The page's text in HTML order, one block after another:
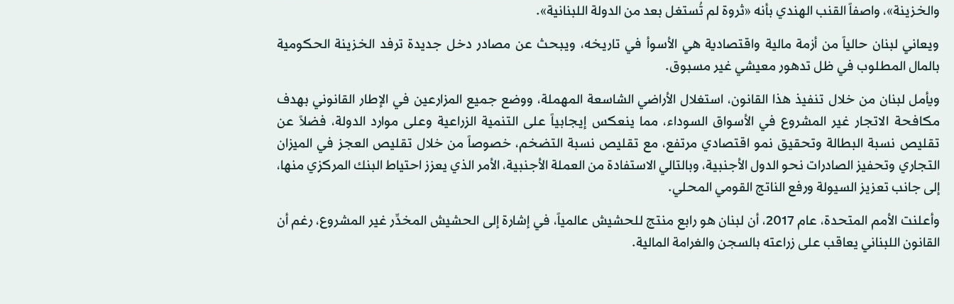
والخزينة»، واصفاً القنب الهندي بأنه «ثروة لم تُستغل بعد من الدولة اللبنانية».
ويعاني لبنان حالياً من أزمة مالية واقتصادية هي الأسوأ في تاريخه، ويبحث عن مصادر دخل جديدة ترفد الخزينة الحكومية
بالمال المطلوب في ظل تدهور معيشي غير مسبوق.
ويأمل لبنان من خلال تنفيذ هذا القانون، استغلال الأراضي الشاسعة المهملة، ووضع جميع المزارعين في الإطار القانوني بهدف
مكافحة الاتجار غير المشروع في الأسواق السوداء، مما ينعكس إيجابياً على التنمية الزراعية وعلى موارد الدولة، فضلاً عن
تقليص نسبة البطالة وتحقيق نمو اقتصادي مرتفع، مع تقليص نسبة التضخم، خصوصاً من خلال تقليص العجز في الميزان
التجاري وتحفيز الصادرات نحو الدول الأجنبية، وبالتالي الاستفادة من العملة الأجنبية، الأمر الذي يعزز احتياط البنك المركزي منها،
إلى جانب تعزيز السيولة ورفع الناتج القومي المحلي.
وأعلنت الأمم المتحدة، عام 2017، أن لبنان هو رابع منتج للحشيش عالمياً، في إشارة إلى الحشيش المخدِّر غير المشروع، رغم أن
القانون اللبناني يعاقب على زراعته بالسجن والغرامة المالية.